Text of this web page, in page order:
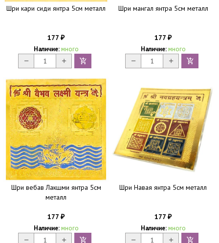
Шри кари сиди янтра 5см металл
177 ₽
Наличие: много
Шри мангал янтра 5см металл
177 ₽
Наличие: много
Шри вебав Лакшми янтра 5см
металл
177 ₽
Наличие: много
Шри Навая янтра 5см металл
177 ₽
Наличие: много